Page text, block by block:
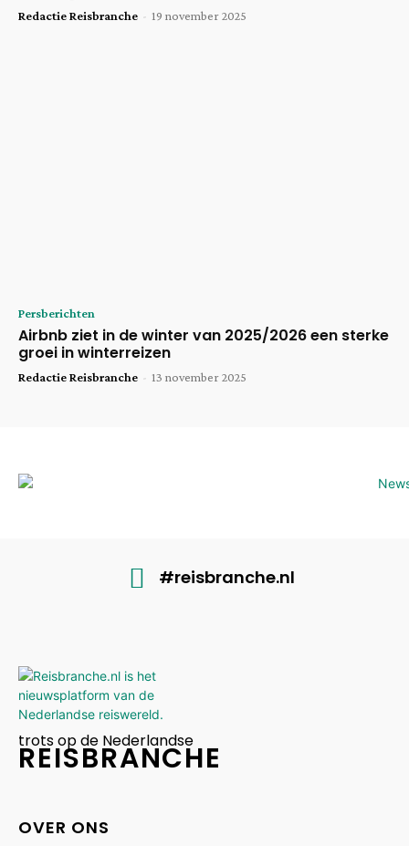
Redactie Reisbranche - 19 november 2025
Persberichten
Airbnb ziet in de winter van 2025/2026 een sterke
groei in winterreizen
Redactie Reisbranche - 13 november 2025
#reisbranche.nl
trots op de Nederlandse
REISBRANCHE
OVER ONS